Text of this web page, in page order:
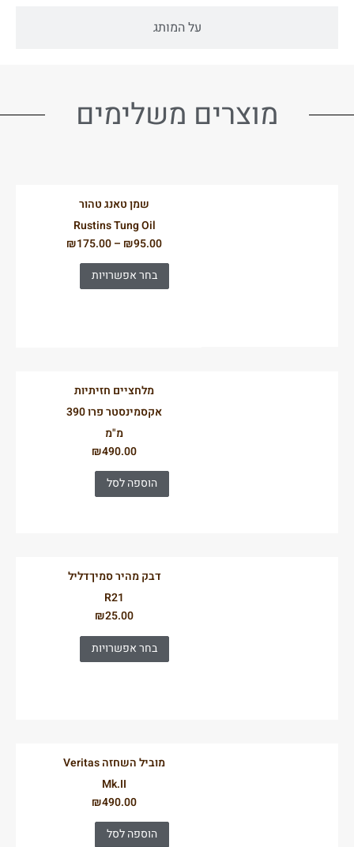
על המותג
מוצרים משלימים
שמן טאנג טהור
Rustins Tung Oil
₪95.00
–
₪175.00
בחר אפשרויות
מלחציים חזיתיות
אקסמינסטר פרו 390
מ"מ
₪490.00
הוספה לסל
דבק מהיר סמיךדליל
R21
₪25.00
בחר אפשרויות
מוביל השחזה Veritas
Mk.II
₪490.00
הוספה לסל